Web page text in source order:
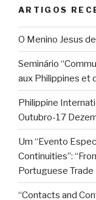
ARTIGOS
O Menino Jesus
Seminário
aux Philippines et
Philippine
Outubro-17
Um “Evento
Continuities”:
Portuguese Trade
“Contacts and